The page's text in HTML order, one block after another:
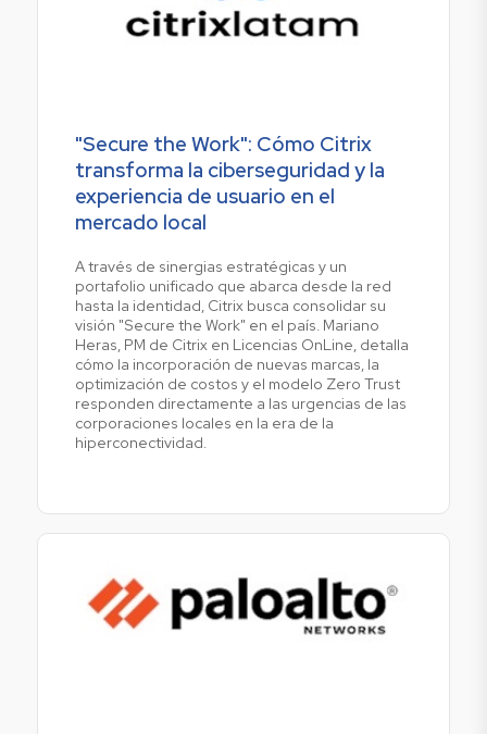
"Secure the Work": Cómo Citrix
transforma la ciberseguridad y la
experiencia de usuario en el
mercado local
A través de sinergias estratégicas y un
portafolio unificado que abarca desde la red
hasta la identidad, Citrix busca consolidar su
visión "Secure the Work" en el país. Mariano
Heras, PM de Citrix en Licencias OnLine, detalla
cómo la incorporación de nuevas marcas, la
optimización de costos y el modelo Zero Trust
responden directamente a las urgencias de las
corporaciones locales en la era de la
hiperconectividad.